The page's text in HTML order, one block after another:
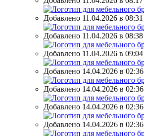
Добавлено 11.04.2026 в 08:31
Добавлено 11.04.2026 в 08:38
Добавлено 11.04.2026 в 09:04
Добавлено 14.04.2026 в 02:36
Добавлено 14.04.2026 в 02:36
Добавлено 14.04.2026 в 02:36
Добавлено 14.04.2026 в 02:36